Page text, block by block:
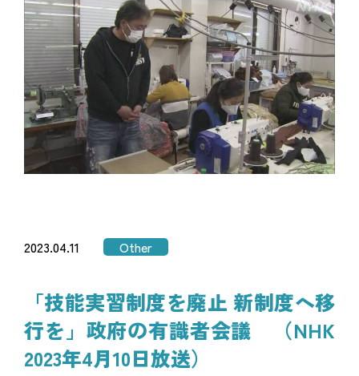
2023.04.11 Other
「技能実習制度を廃止 新制度へ移
行を」政府の有識者会議 （NHK
2023年4月10日放送）